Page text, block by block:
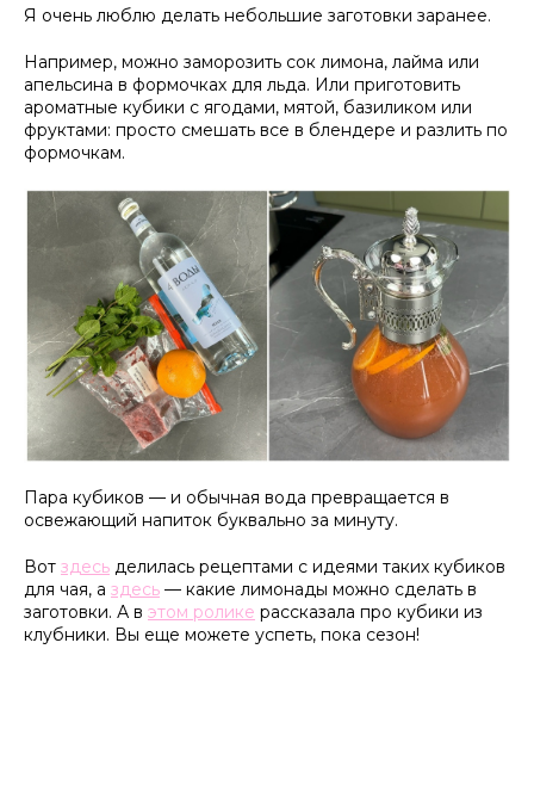
Я очень люблю делать небольшие заготовки заранее.
Например, можно заморозить сок лимона, лайма или
апельсина в формочках для льда. Или приготовить
ароматные кубики с ягодами, мятой, базиликом или
фруктами: просто смешать все в блендере и разлить по
формочкам.
Пара кубиков — и обычная вода превращается в
освежающий напиток буквально за минуту.
Вот здесь делилась рецептами с идеями таких кубиков
для чая, а здесь — какие лимонады можно сделать в
заготовки. А в этом ролике рассказала про кубики из
клубники. Вы еще можете успеть, пока сезон!